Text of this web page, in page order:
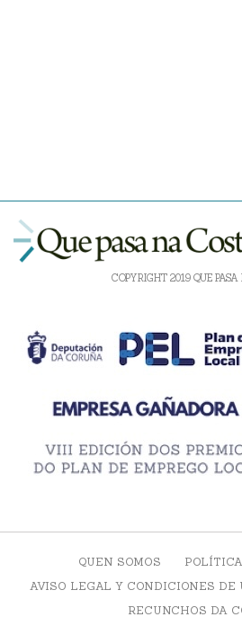
COPYRIGHT 2019 QUE
QUEN SOMOS
AVISO LEGAL Y CONDICIONES DE
RECUNCHOS DA